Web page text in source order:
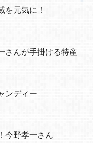
を元気に！
んが手掛ける特産
ンディー
今野孝一さん